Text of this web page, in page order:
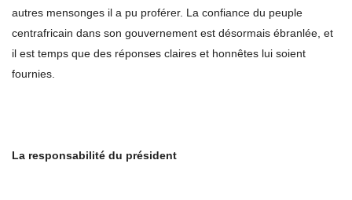
autres mensonges il a pu proférer. La confiance du peuple
centrafricain dans son gouvernement est désormais ébranlée, et
il est temps que des réponses claires et honnêtes lui soient
fournies.
La responsabilité du président